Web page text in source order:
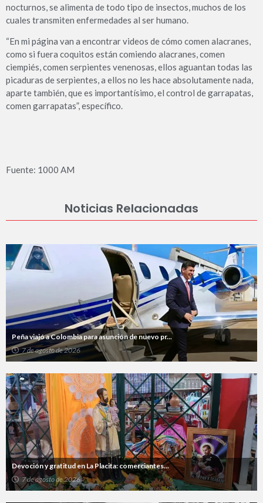
nocturnos, se alimenta de todo tipo de insectos, muchos de los
cuales transmiten enfermedades al ser humano.
“En mi página van a encontrar videos de cómo comen alacranes,
como si fuera coquitos están comiendo alacranes, comen
ciempiés, comen serpientes venenosas, ellos aguantan todas las
picaduras de serpientes, a ellos no les hace absolutamente nada,
aparte también, que es importantísimo, el control de garrapatas,
comen garrapatas”, específico.
Fuente: 1000 AM
Noticias Relacionadas
Peña viajó a Colombia para asunción de nuevo pr...
7 de agosto de 2026
Devoción y gratitud en La Placita: comerciantes...
7 de agosto de 2026